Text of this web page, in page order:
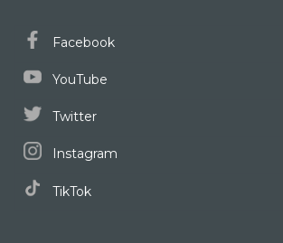
Facebook
YouTube
Twitter
Instagram
TikTok